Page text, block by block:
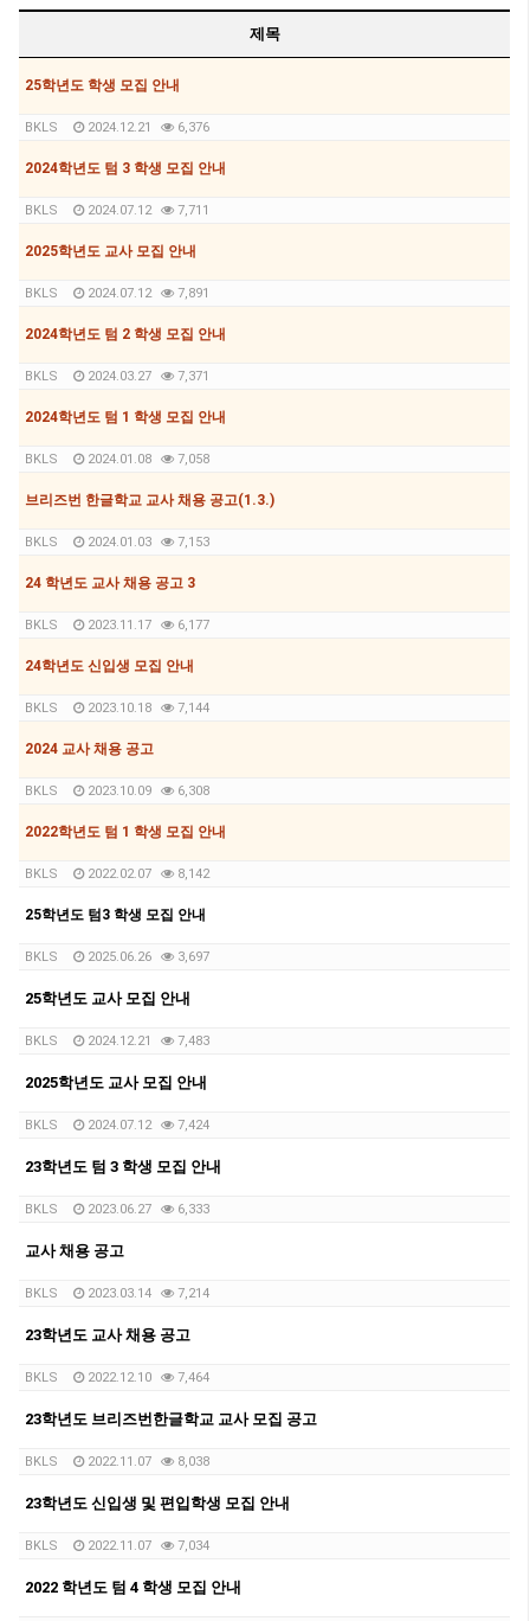
제목
25학년도 학생 모집 안내
BKLS 2024.12.21 6,376
2024학년도 텀 3 학생 모집 안내
BKLS 2024.07.12 7,711
2025학년도 교사 모집 안내
BKLS 2024.07.12 7,891
2024학년도 텀 2 학생 모집 안내
BKLS 2024.03.27 7,371
2024학년도 텀 1 학생 모집 안내
BKLS 2024.01.08 7,058
브리즈번 한글학교 교사 채용 공고(1.3.)
BKLS 2024.01.03 7,153
24 학년도 교사 채용 공고 3
BKLS 2023.11.17 6,177
24학년도 신입생 모집 안내
BKLS 2023.10.18 7,144
2024 교사 채용 공고
BKLS 2023.10.09 6,308
2022학년도 텀 1 학생 모집 안내
BKLS 2022.02.07 8,142
25학년도 텀3 학생 모집 안내
BKLS 2025.06.26 3,697
25학년도 교사 모집 안내
BKLS 2024.12.21 7,483
2025학년도 교사 모집 안내
BKLS 2024.07.12 7,424
23학년도 텀 3 학생 모집 안내
BKLS 2023.06.27 6,333
교사 채용 공고
BKLS 2023.03.14 7,214
23학년도 교사 채용 공고
BKLS 2022.12.10 7,464
23학년도 브리즈번한글학교 교사 모집 공고
BKLS 2022.11.07 8,038
23학년도 신입생 및 편입학생 모집 안내
BKLS 2022.11.07 7,034
2022 학년도 텀 4 학생 모집 안내